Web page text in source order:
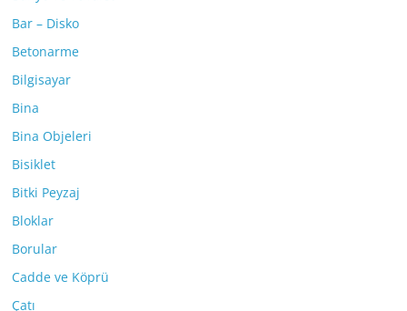
Bar – Disko
Betonarme
Bilgisayar
Bina
Bina Objeleri
Bisiklet
Bitki Peyzaj
Bloklar
Borular
Cadde ve Köprü
Çatı